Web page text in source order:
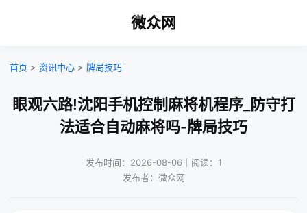
微众网
首页 > 资讯中心 > 牌局技巧
眼观六路!沈阳手机控制麻将机程序_防守打
法适合自动麻将吗-牌局技巧
发布时间：2026-08-06｜阅读：1
发布者：微众网